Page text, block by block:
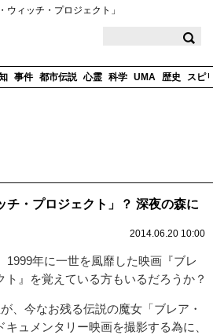
ウィッチ・プロジェクト」
事件 都市伝説 心霊 科学 UMA 歴史 スピ
チ・プロジェクト」？ 深夜の森に
2014.06.20 10:00
年に一世を風靡した映画『ブレ
ト』を覚えている方もいるだろうか？
、今なお残る伝説の魔女「ブレア・
ュメンタリー映画を撮影する為に、